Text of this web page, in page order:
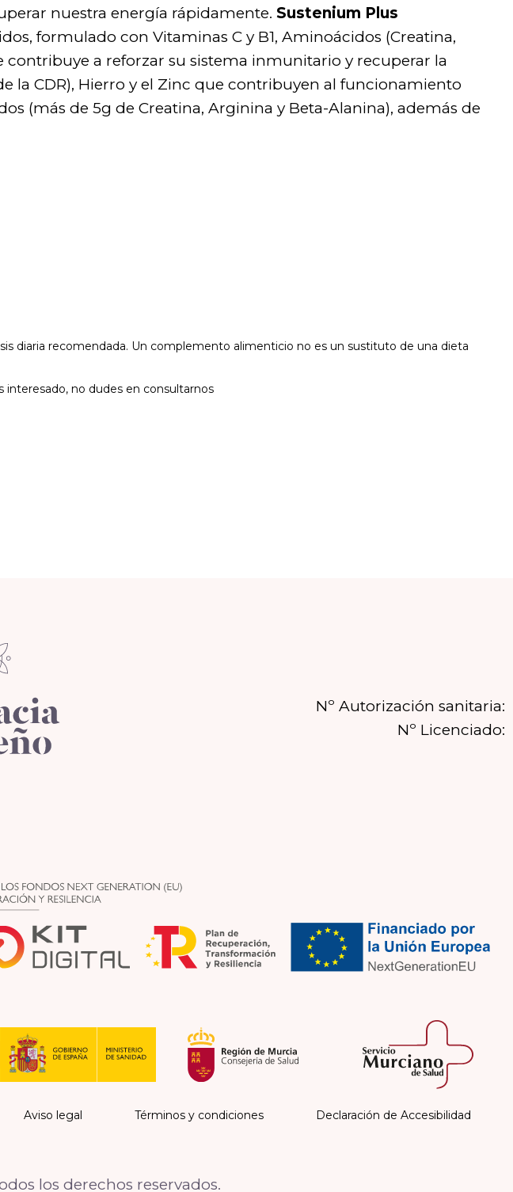
nuestra energía rápidamente. Sustenium Plus
formulado con Vitaminas C y B1, Aminoácidos (Creatina,
contribuye a reforzar su sistema inmunitario y recuperar la
la CDR), Hierro y el Zinc que contribuyen al funcionamiento
(más de 5g de Creatina, Arginina y Beta-Alanina), además de
diaria recomendada. Un complemento alimenticio no es un sustituto de una dieta
no dudes en consultarnos
Nº Autorización sanitaria:
Nº Licenciado:
Aviso legal Términos y condiciones Declaración de Accesibilidad
los derechos reservados.